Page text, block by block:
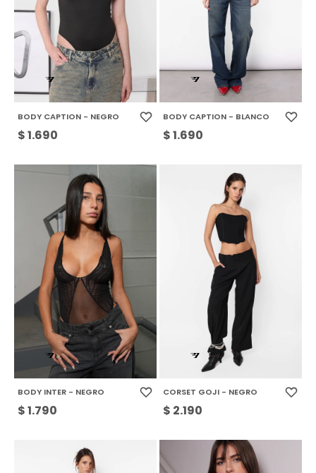
BODY CAPTION - NEGRO
$1.690
BODY CAPTION - BLANCO
$1.690
BODY INTER - NEGRO
$1.790
CORSET GOJI - NEGRO
$ 2.190